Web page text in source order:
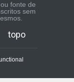
fonte de
sem
topo